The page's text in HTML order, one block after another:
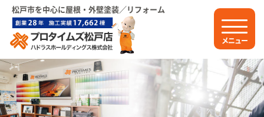
松戸市を中心に屋根・外壁塗装／リフォーム
メニュー